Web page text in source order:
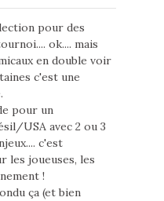
pour des
ok.... mais
en double voir
c'est une
pour un
USA avec 2 ou 3
c'est
les joueuses, les
!
ça (et bien